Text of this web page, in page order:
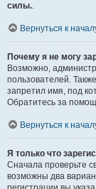
силы..
Вернуться к
Почему я не могу
Возможно,
пользователей.
запретил имя, под
Обратитесь за
Вернуться к
Я только что
Сначала проверьте
возможны два